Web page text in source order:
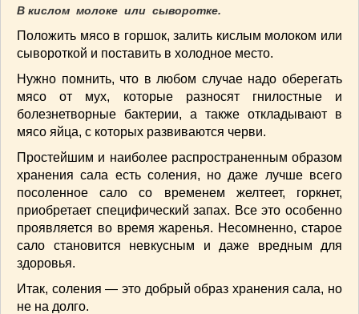
В кислом молоке или сыворотке.
Положить мясо в горшок, залить кислым молоком или
сывороткой и поставить в холодное место.
Нужно помнить, что в любом случае надо оберегать
мясо от мух, которые разносят гнилостные и
болезнетворные бактерии, а также откладывают в
мясо яйца, с которых развиваются черви.
Простейшим и наиболее распространенным образом
хранения сала есть соления, но даже лучше всего
посоленное сало со временем желтеет, горкнет,
приобретает специфический запах. Все это особенно
проявляется во время жаренья. Несомненно, старое
сало становится невкусным и даже вредным для
здоровья.
Итак, соления — это добрый образ хранения сала, но
не на долго.